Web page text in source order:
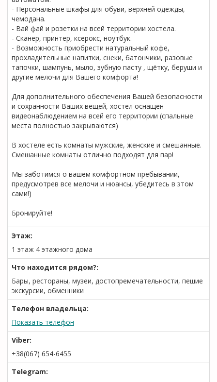
- Персональные шкафы для обуви, верхней одежды,
чемодана.
- Вай фай и розетки на всей территории хостела.
- Сканер, принтер, ксерокс, ноутбук.
- Возможность приобрести натуральный кофе,
прохладительные напитки, снеки, батончики, разовые
тапочки, шампунь, мыло, зубную пасту , щётку, беруши и
другие мелочи для Вашего комфорта!
Для дополнительного обеспечения Вашей безопасности
и сохранности Ваших вещей, хостел оснащен
видеонаблюдением на всей его территории (спальные
места полностью закрываются)
В хостеле есть комнаты мужские, женские и смешанные.
Смешанные комнаты отлично подходят для пар!
Мы заботимся о вашем комфортном пребывании,
предусмотрев все мелочи и нюансы, убедитесь в этом
сами!)
Бронируйте!
Этаж:
1 этаж 4 этажного дома
Что находится рядом?:
Бары, рестораны, музеи, достопремечательности, пешие
экскурсии, обменники
Телефон владельца:
Показать телефон
Viber:
+38(067) 654-6455
Telegram: